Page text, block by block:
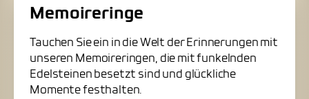
Memoireringe
Tauchen Sie ein in die Welt der Erinnerungen mit
unseren Memoireringen, die mit funkelnden
Edelsteinen besetzt sind und glückliche
Momente festhalten.